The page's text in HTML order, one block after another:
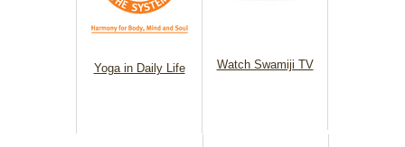
Yoga in Daily Life Watch Swamiji TV